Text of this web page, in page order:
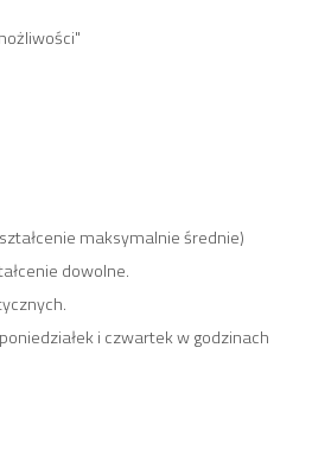
maksymalnie średnie)
dowolne.
i czwartek w godzinach